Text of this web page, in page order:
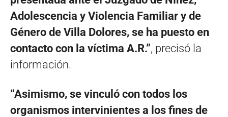
Adolescencia y Violencia Familiar y de
Género de Villa Dolores, se ha puesto en
contacto con la víctima A.R.”, precisó la
información.
“Asimismo, se vinculó con todos los
organismos intervinientes a los fines de